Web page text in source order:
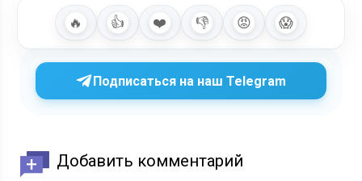
🔥 👍 ❤️ 👎 😡 😱
Подписаться на наш Telegram
Добавить комментарий